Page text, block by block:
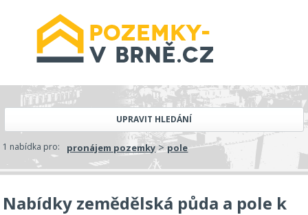
UPRAVIT HLEDÁNÍ
1 nabídka pro: pronájem pozemky >pole
Nabídky zemědělská půda a pole k